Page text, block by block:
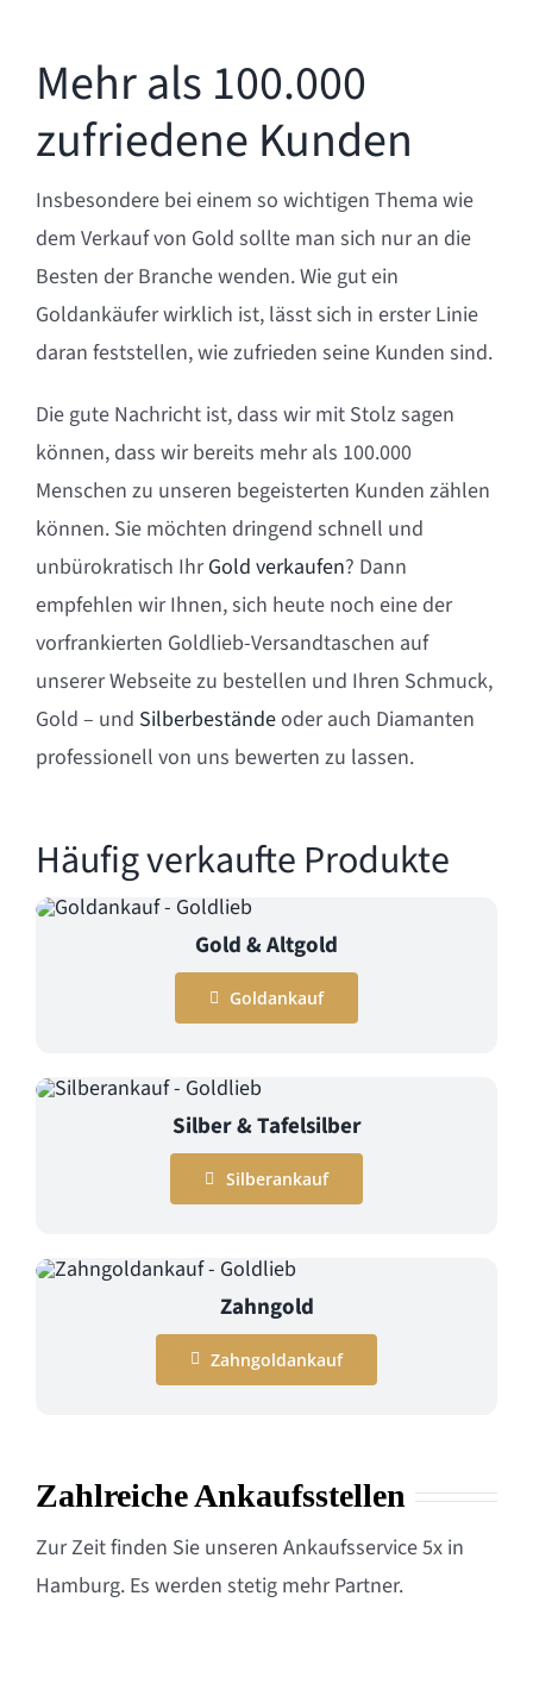
Mehr als 100.000
zufriedene Kunden
Insbesondere bei einem so wichtigen Thema wie
dem Verkauf von Gold sollte man sich nur an die
Besten der Branche wenden. Wie gut ein
Goldankäufer wirklich ist, lässt sich in erster Linie
daran feststellen, wie zufrieden seine Kunden sind.
Die gute Nachricht ist, dass wir mit Stolz sagen
können, dass wir bereits mehr als 100.000
Menschen zu unseren begeisterten Kunden zählen
können. Sie möchten dringend schnell und
unbürokratisch IhrGold verkaufen? Dann
empfehlen wir Ihnen, sich heute noch eine der
vorfrankierten Goldlieb-Versandtaschen auf
unserer Webseite zu bestellen und Ihren Schmuck,
Gold – und Silberbeständeoder auch Diamanten
professionell von uns bewerten zu lassen.
Häufig verkaufte Produkte
Gold & Altgold
Goldankauf
Silber & Tafelsilber
Silberankauf
Zahngold
Zahngoldankauf
Zahlreiche Ankaufsstellen
Zur Zeit finden Sie unseren Ankaufsservice 5x in
Hamburg. Es werden stetig mehr Partner.